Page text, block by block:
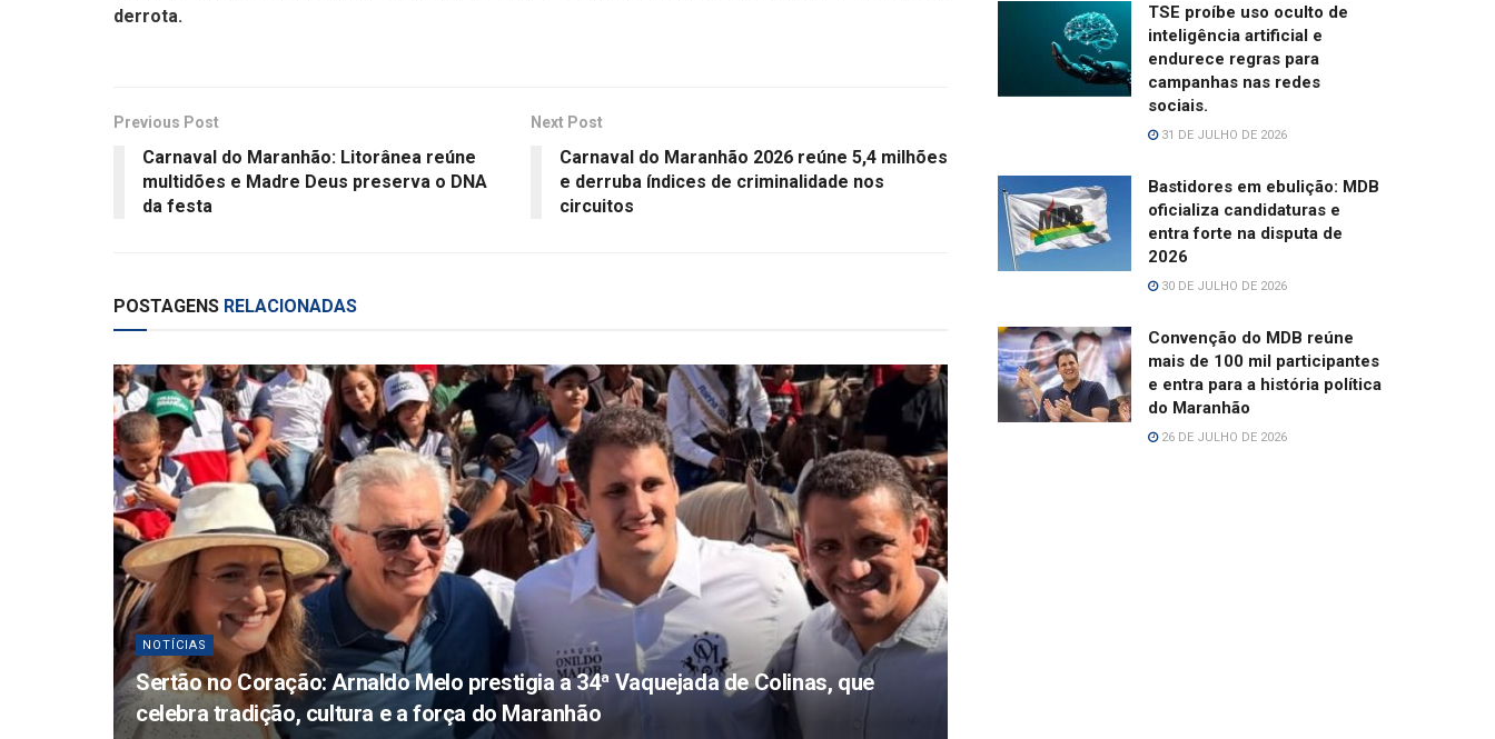
derrota.
Previous Post
Carnaval do Maranhão: Litorânea reúne
multidões e Madre Deus preserva o DNA
da festa
Next Post
Carnaval do Maranhão 2026 reúne 5,4 milhões
e derruba índices de criminalidade nos
circuitos
POSTAGENS RELACIONADAS
NOTÍCIAS
Sertão no Coração: Arnaldo Melo prestigia a 34ª Vaquejada de Colinas, que
celebra tradição, cultura e a força do Maranhão
TSE proíbe uso oculto de
inteligência artificial e
endurece regras para
campanhas nas redes
sociais.
31 DE JULHO DE 2026
Bastidores em ebulição: MDB
oficializa candidaturas e
entra forte na disputa de
2026
30 DE JULHO DE 2026
Convenção do MDB reúne
mais de 100 mil participantes
e entra para a história política
do Maranhão
26 DE JULHO DE 2026